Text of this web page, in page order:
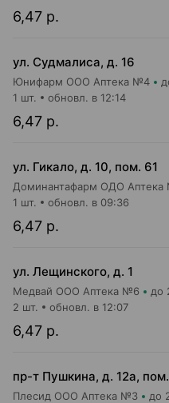
6,47 р.
ул. Судмалиса, д. 16
Юнифарм ООО Аптека №4
6,47 р.
1 шт. обновл. в 12:14
ул. Гикало, д. 10, пом. 61
Доминантафарм ОДО Аптека
6,47 р.
1 шт. обновл. в 09:36
ул. Лещинского, д. 1
Медвай ООО Аптека №6 до
6,47 р.
2 шт. обновл. в 12:07
пр-т Пушкина, д. 12а,
Плесид ООО Аптека №3 до